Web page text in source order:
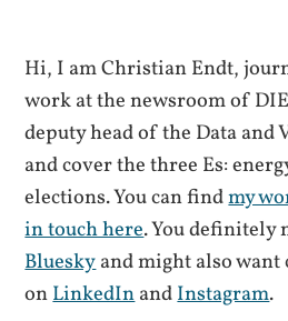
Hi, I am Christian Endt,
work at the newsroom of
deputy head of the Data and
and cover the three Es:
elections. You can findmy
in touch here. You definitely
Blueskyand might also want
onLinkedInandInstagram.